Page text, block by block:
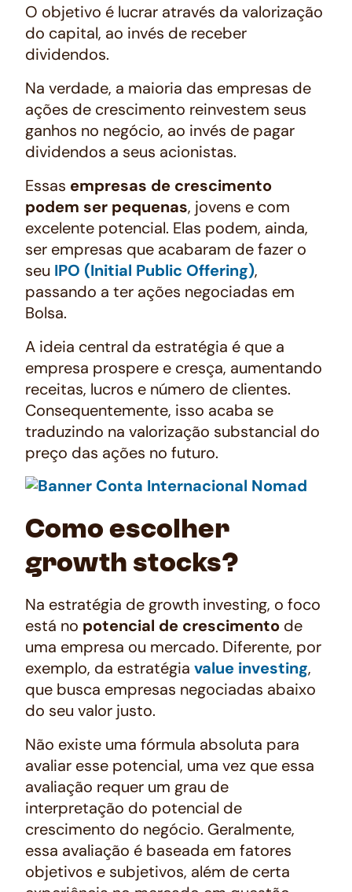
O objetivo é lucrar através da valorização
do capital, ao invés de receber
dividendos.
Na verdade, a maioria das empresas de
ações de crescimento reinvestem seus
ganhos no negócio, ao invés de pagar
dividendos a seus acionistas.
Essas empresas de crescimento
podem ser pequenas, jovens e com
excelente potencial. Elas podem, ainda,
ser empresas que acabaram de fazer o
seu IPO (Initial Public Offering),
passando a ter ações negociadas em
Bolsa.
A ideia central da estratégia é que a
empresa prospere e cresça, aumentando
receitas, lucros e número de clientes.
Consequentemente, isso acaba se
traduzindo na valorização substancial do
preço das ações no futuro.
Como escolher
growth stocks?
Na estratégia de growth investing, o foco
está no potencial de crescimento de
uma empresa ou mercado. Diferente, por
exemplo, da estratégia value investing,
que busca empresas negociadas abaixo
do seu valor justo.
Não existe uma fórmula absoluta para
avaliar esse potencial, uma vez que essa
avaliação requer um grau de
interpretação do potencial de
crescimento do negócio. Geralmente,
essa avaliação é baseada em fatores
objetivos e subjetivos, além de certa